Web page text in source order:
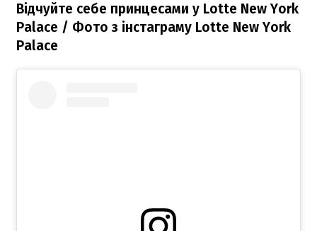
Відчуйте себе принцесами у Lotte New York
Palace / Фото з інстаграму Lotte New York
Palace